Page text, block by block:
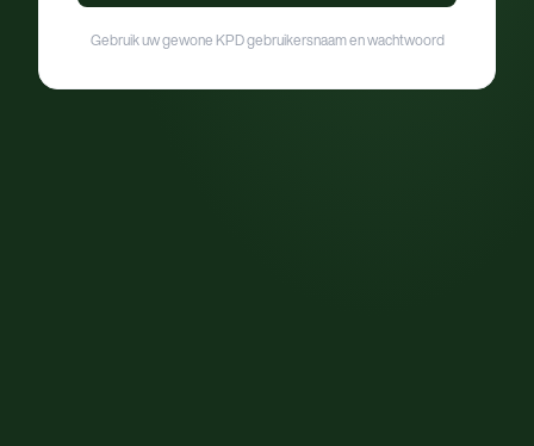
Gebruik uw gewone KPD gebruikersnaam en wachtwoord